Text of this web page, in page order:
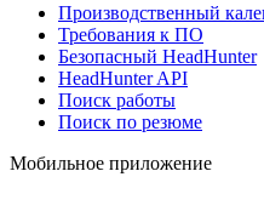
Производственный
Требования к ПО
Безопасный HeadHunter
HeadHunter API
Поиск работы
Поиск по резюме
Мобильное приложение